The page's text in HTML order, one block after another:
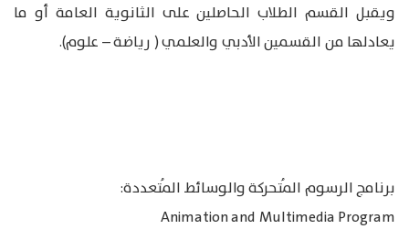
ويقبل القسم الطلاب الحاصلين على الثانوية العامة أو ما
يعادلها من القسمين الأدبي والعلمي ( رياضة – علوم).
برنامج الرسوم المُتحركة والوسائط المُتعددة:
Animation and Multimedia Program